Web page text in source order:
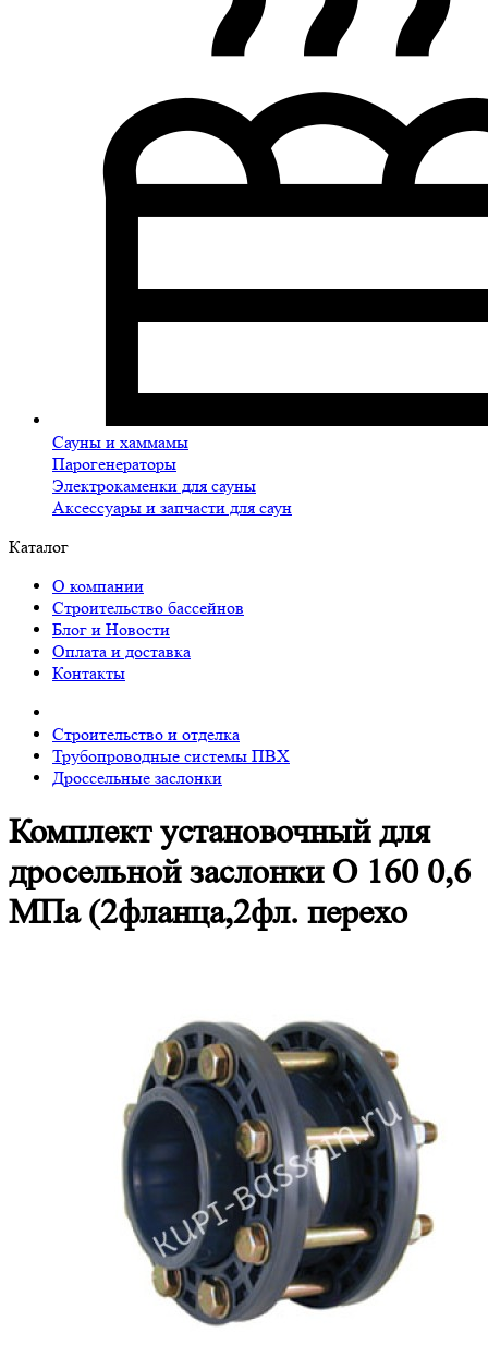
Сауны и хаммамы
Парогенераторы
Электрокаменки для сауны
Аксессуары и запчасти для саун
Каталог
О компании
Строительство бассейнов
Блог и Новости
Оплата и доставка
Контакты
Строительство и отделка
Трубопроводные системы ПВХ
Дроссельные заслонки
Комплект установочный для
дросельной заслонки O 160 0,6
МПа (2фланца,2фл. перехо